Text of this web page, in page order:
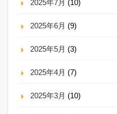
2025年7月 (10)
2025年6月 (9)
2025年5月 (3)
2025年4月 (7)
2025年3月 (10)